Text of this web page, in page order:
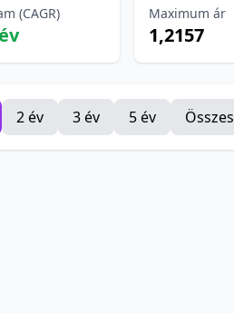
(CAGR) Maximum ár
1,2157
2 év 3 év 5 év Összes